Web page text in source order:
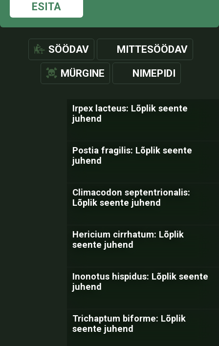
ESITA
SÖÖDAV MITTESÖÖDAV
MÜRGINE NIMEPIDI
Irpex lacteus: Lõplik seente
juhend
Postia fragilis: Lõplik seente
juhend
Climacodon septentrionalis:
Lõplik seente juhend
Hericium cirrhatum: Lõplik
seente juhend
Inonotus hispidus: Lõplik seente
juhend
Trichaptum biforme: Lõplik
seente juhend